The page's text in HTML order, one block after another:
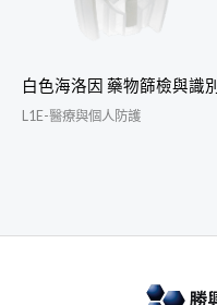
白色海洛因 藥物篩檢與識別
L1E-醫療與個人防護